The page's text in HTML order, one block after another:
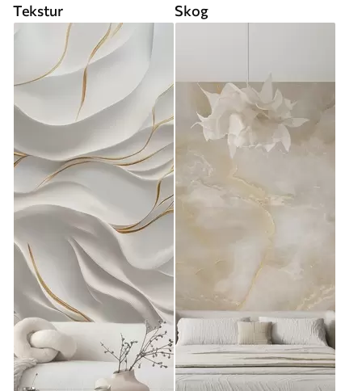
Tekstur Skog